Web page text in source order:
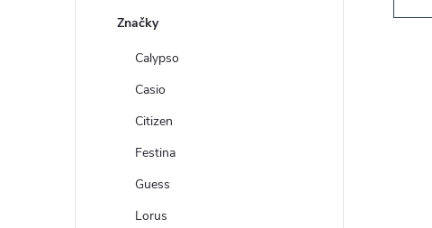
Značky
Calypso
Casio
Citizen
Festina
Guess
Lorus